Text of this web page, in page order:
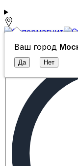
Ваш город
Поиск